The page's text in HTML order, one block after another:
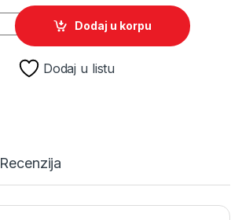
SS17 quantity
Dodaj u korpu
Dodaj u listu
Recenzija